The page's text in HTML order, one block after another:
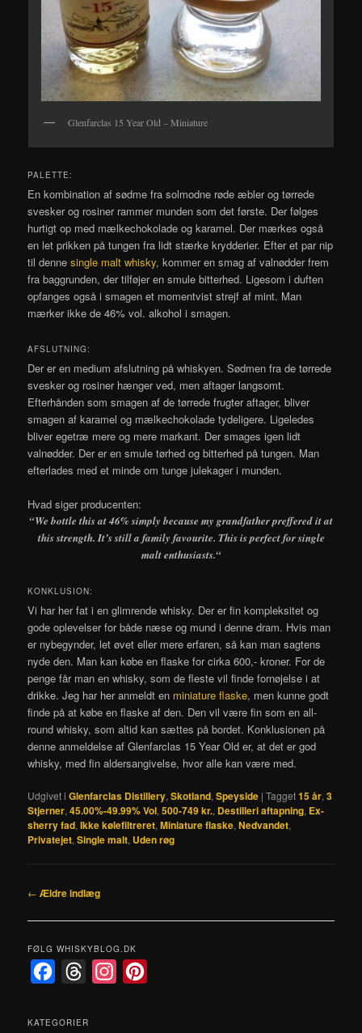
Glenfarclas 15 Year Old – Miniature
PALETTE:
En kombination af sødme fra solmodne røde æbler og tørrede
svesker og rosiner rammer munden som det første. Der følges
hurtigt op med mælkechokolade og karamel. Der mærkes også
en let prikken på tungen fra lidt stærke krydderier. Efter et par nip
til dennesingle malt whisky, kommer en smag af valnødder frem
fra baggrunden, der tilføjer en smule bitterhed. Ligesom i duften
opfanges også i smagen et momentvist strejf af mint. Man
mærker ikke de 46% vol. alkohol i smagen.
AFSLUTNING:
Der er en medium afslutning på whiskyen. Sødmen fra de tørrede
svesker og rosiner hænger ved, men aftager langsomt.
Efterhånden som smagen af de tørrede frugter aftager, bliver
smagen af karamel og mælkechokolade tydeligere. Ligeledes
bliver egetræ mere og mere markant. Der smages igen lidt
valnødder. Der er en smule tørhed og bitterhed på tungen. Man
efterlades med et minde om tunge julekager i munden.
Hvad siger producenten:
“We bottle this at 46% simply because my grandfather preffered it at
this strength. It’s still a family favourite. This is perfect for single
malt enthusiasts.“
KONKLUSION:
Vi har her fat i en glimrende whisky. Der er fin kompleksitet og
gode oplevelser for både næse og mund i denne dram. Hvis man
er nybegynder, let øvet eller mere erfaren, så kan man sagtens
nyde den. Man kan købe en flaske for cirka 600,- kroner. For de
penge får man en whisky, som de fleste vil finde fornøjelse i at
drikke. Jeg har her anmeldt en miniature flaske, men kunne godt
finde på at købe en flaske af den. Den vil være fin som en all-
round whisky, som altid kan sættes på bordet. Konklusionen på
denne anmeldelse af Glenfarclas 15 Year Old er, at det er god
whisky, med fin aldersangivelse, hvor alle kan være med.
Udgivet i Glenfarclas Distillery,Skotland,Speyside |Tagget15 år,3
Stjerner,45.00%-49.99% Vol,500-749 kr., Destilleri aftapning, Ex-
sherry fad,Ikke kølefiltreret,Miniature flaske,Nedvandet,
Privatejet,Single malt, Uden røg
Indlægsnavigation
← Ældre indlæg
FØLG WHISKYBLOG.DK
c
r
KATEGORIER